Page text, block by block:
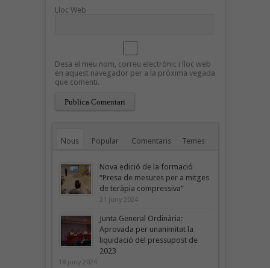
Lloc Web
Desa el meu nom, correu electrònic i lloc web
en aquest navegador per a la pròxima vegada
que comenti.
Nous Popular Comentaris Temes
Nova edició de la formació
“Presa de mesures per a mitges
de teràpia compressiva”
21 juny 2024
Junta General Ordinària:
Aprovada per unanimitat la
liquidació del pressupost de
2023
18 juny 2024